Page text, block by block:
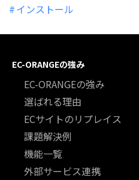
インストール
EC-ORANGEの強み
EC-ORANGEの強み
選ばれる理由
ECサイトのリプレイス
課題解決例
機能一覧
外部サービス連携